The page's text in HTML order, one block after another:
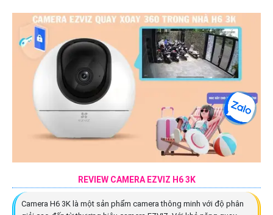
REVIEW CAMERA EZVIZ H6 3K
Camera H6 3K là một sản phẩm camera thông minh với độ phân